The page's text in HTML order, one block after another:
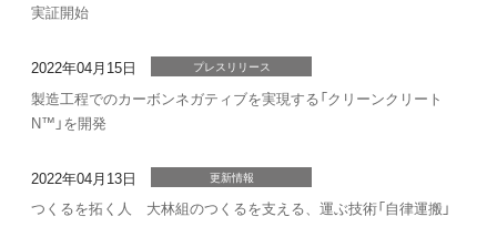
実証開始
2022年04月15日 プレスリリース
製造工程でのカーボンネガティブを実現する「クリーンクリート
N™」を開発
2022年04月13日 更新情報
つくるを拓く人 大林組のつくるを支える、運ぶ技術「自律運搬」